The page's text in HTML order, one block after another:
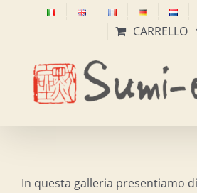
CARRELLO
In questa galleria presentiamo